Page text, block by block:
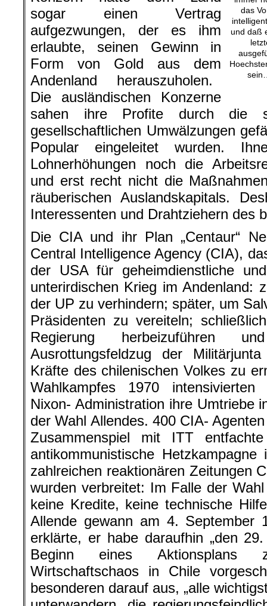
das
und daß
sogar einen Vertrag
aufgezwungen, der es ihm
erlaubte, seinen Gewinn in
Form von Gold aus dem
Andenland herauszuholen.
Die ausländischen Konzerne
sahen ihre Profite durch die
gesellschaftlichen Umwälzungen
Popular eingeleitet wurden.
Lohnerhöhungen noch die
und erst recht nicht die
räuberischen Auslandskapitals.
Interessenten und Drahtziehern des
Die CIA und ihr Plan „Centaur“
Central Intelligence Agency (CIA),
der USA für geheimdienstliche
unterirdischen Krieg im Andenland:
der UP zu verhindern; später, um
Präsidenten zu vereiteln;
Regierung herbeizuführen
Ausrottungsfeldzug der
Kräfte des chilenischen Volkes zu
Wahlkampfes 1970
Nixon- Administration ihre Umtriebe
der Wahl Allendes. 400 CIA-
Zusammenspiel mit ITT
antikommunistische
zahlreichen reaktionären Zeitungen
wurden verbreitet: Im Falle der
keine Kredite, keine technische
Allende gewann am 4. September
erklärte, er habe daraufhin „den
Beginn eines Aktionsplans
Wirtschaftschaos in Chile
besonderen darauf aus, „alle